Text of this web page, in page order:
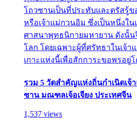
โถวซานเป็นที่ประทับและตรัสรู้
หรือเจ้าแม่กวนอิม ซึ่งเป็นหนึ่งใ
ศาสนาพุทธนิกายมหายาน ดังนั้น
โลก โดยเฉพาะผู้ที่ศรัทธาในเจ้
เกาะแห่งนี้เพื่อสักการะขอพรอยู่
รวม 5 วัดสำคัญแห่งถิ่นกำเนิดเจ้
ซาน มณฑลเจ้อเจียง ประเทศจีน
1,537 views